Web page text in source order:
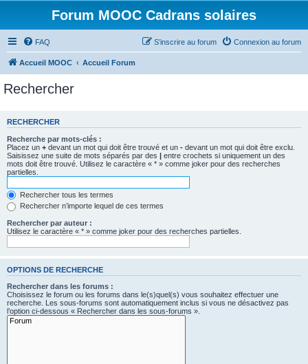
Forum MOOC Cadrans solaires
FAQ Connexion au forum
S’inscrire au forum
Accueil MOOC Accueil Forum
Rechercher
RECHERCHER
Recherche par mots-clés :
Placez un + devant un mot qui doit être trouvé et un - devant un mot qui doit être exclu.
Saisissez une suite de mots séparés par des | entre crochets si uniquement un des
mots doit être trouvé. Utilisez le caractère « * » comme joker pour des recherches
partielles.
Rechercher tous les termes
Rechercher n’importe lequel de ces termes
Rechercher par auteur :
Utilisez le caractère « * » comme joker pour des recherches partielles.
OPTIONS DE RECHERCHE
Rechercher dans les forums :
Choisissez le forum ou les forums dans le(s)quel(s) vous souhaitez effectuer une
recherche. Les sous-forums sont automatiquement inclus si vous ne désactivez pas
l’option ci-dessous « Rechercher dans les sous-forums ».